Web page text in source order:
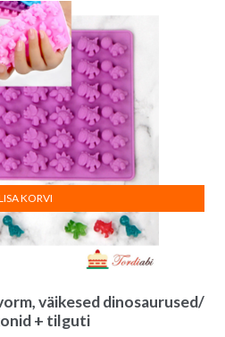
e
:
väikesed dinosaurused/
+ tilguti
KORVI